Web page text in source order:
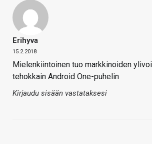
Erihyva
15.2.2018
Mielenkiintoinen tuo markkinoiden
tehokkain Android One-puhelin
Kirjaudu sisään vastataksesi